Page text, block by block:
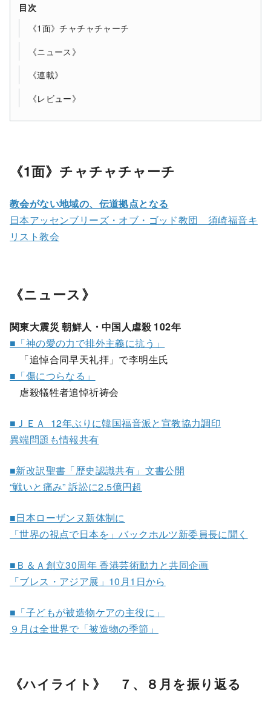
目次
《1面》チャチャチャーチ
《ニュース》
《連載》
《レビュー》
《1面》チャチャチャーチ
教会がない地域の、伝道拠点となる
日本アッセンブリーズ・オブ・ゴッド教団 須崎福音キ
リスト教会
《ニュース》
関東大震災 朝鮮人・中国人虐殺 102年
■「神の愛の力で排外主義に抗う」
「追悼合同早天礼拝」で李明生氏
■「傷につらなる」
虐殺犠牲者追悼祈祷会
■ＪＥＡ 12年ぶりに韓国福音派と宣教協力調印
異端問題も情報共有
■新改訳聖書「歴史認識共有」文書公開
“戦いと痛み” 訴訟に2.5億円超
■日本ローザンヌ新体制に
「世界の視点で日本を」バックホルツ新委員長に聞く
■Ｂ＆Ａ創立30周年 香港芸術動力と共同企画
「ブレス・アジア展」10月1日から
■「子どもが被造物ケアの主役に」
９月は全世界で「被造物の季節」
《ハイライト》 ７、８月を振り返る